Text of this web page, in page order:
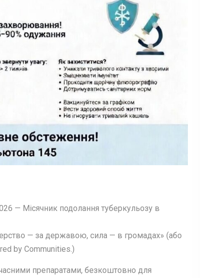
Місячник подолання туберкульозу в
— за державою, сила — в громадах» (або
by Communities.)
препаратами, безкоштовно для